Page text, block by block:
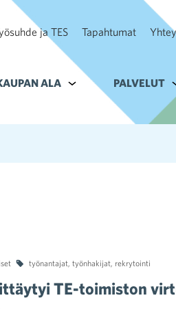
ja TES Tapahtumat
Vastuullisuus
ALA Alavalikko kohteelle
PALVELUT
työnantajat, työnhakijat, rekrytointi
TE-toimiston